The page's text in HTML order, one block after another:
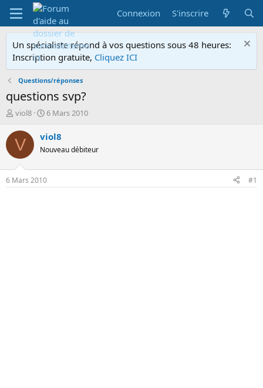
Connexion S'inscrire
Un spécialiste répond à vos questions sous 48 heures:
Inscription gratuite, Cliquez ICI
Questions/réponses
questions svp?
A
t
e
r
d
e
viol8
D
t
d
d
é
6 Mars 2010
V viol8
Nouveau débiteur
6 Mars 2010 #1